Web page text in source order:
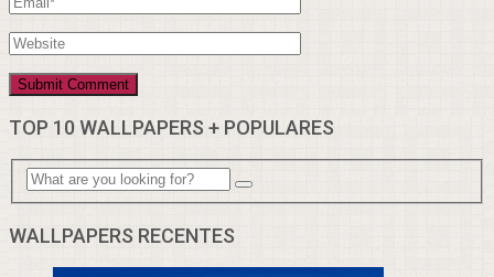
TOP 10 WALLPAPERS + POPULARES
WALLPAPERS RECENTES